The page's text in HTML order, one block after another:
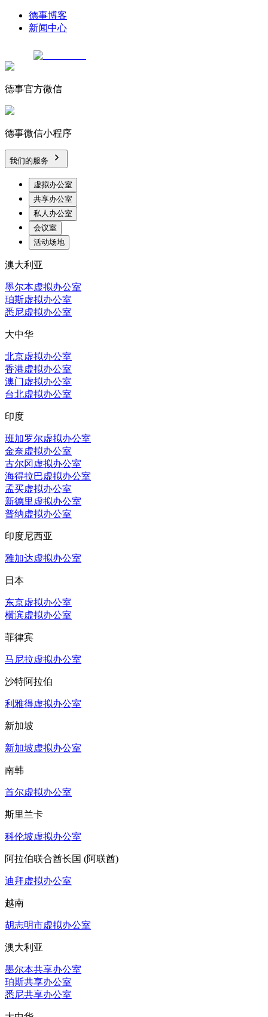
德事博客
新闻中心
德事官方微信
德事微信小程序
我们的服务
虚拟办公室
共享办公室
私人办公室
会议室
活动场地
澳大利亚
墨尔本虚拟办公室
珀斯虚拟办公室
悉尼虚拟办公室
大中华
北京虚拟办公室
香港虚拟办公室
澳门虚拟办公室
台北虚拟办公室
印度
班加罗尔虚拟办公室
金奈虚拟办公室
古尔冈虚拟办公室
海得拉巴虚拟办公室
孟买虚拟办公室
新德里虚拟办公室
普纳虚拟办公室
印度尼西亚
雅加达虚拟办公室
日本
东京虚拟办公室
横滨虚拟办公室
菲律宾
马尼拉虚拟办公室
沙特阿拉伯
利雅得虚拟办公室
新加坡
新加坡虚拟办公室
南韩
首尔虚拟办公室
斯里兰卡
科伦坡虚拟办公室
阿拉伯联合酋长国 (阿联酋)
迪拜虚拟办公室
越南
胡志明市虚拟办公室
澳大利亚
墨尔本共享办公室
珀斯共享办公室
悉尼共享办公室